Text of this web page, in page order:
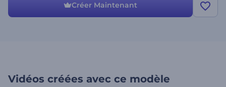
Créer Maintenant
Vidéos créées avec ce modèle